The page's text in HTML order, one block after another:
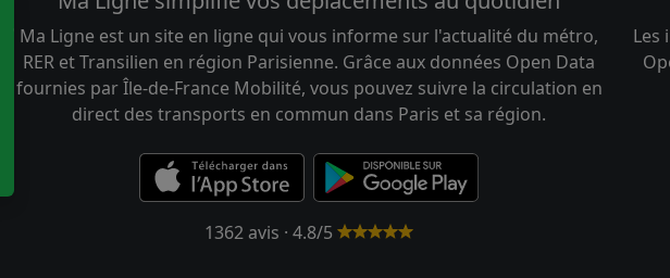
Ma Ligne est un site en ligne qui vous informe sur l'actualité du métro,
RER et Transilien en région Parisienne. Grâce aux données Open Data
fournies par Île-de-France Mobilité, vous pouvez suivre la circulation en
direct des transports en commun dans Paris et sa région.
1362 avis · 4.8/5
Les